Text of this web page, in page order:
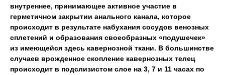
внутреннее, принимающее активное участие в
герметичном закрытии анального канала, которое
происходит в результате набухания сосудов венозных
сплетений и образования своеобразных «подушечек»
из имеющейся здесь кавернозной ткани. В большинстве
случаев врожденное скопление кавернозных телец
происходит в подслизистом слое на 3, 7 и 11 часах по